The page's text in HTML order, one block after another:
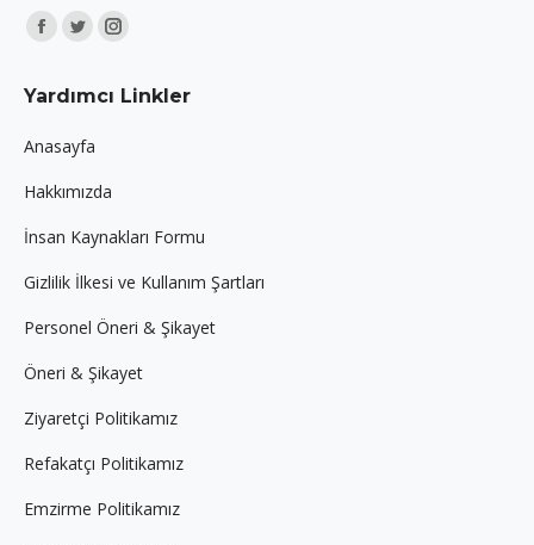
Find us on:
Facebook
opens
new
window
Twitter
opens
new
window
Instagram
opens
Yardımcı Linkler
Anasayfa
Hakkımızda
İnsan Kaynakları Formu
Gizlilik İlkesi ve Kullanım Şartları
Personel Öneri & Şikayet
Öneri & Şikayet
Ziyaretçi Politikamız
Refakatçı Politikamız
Emzirme Politikamız